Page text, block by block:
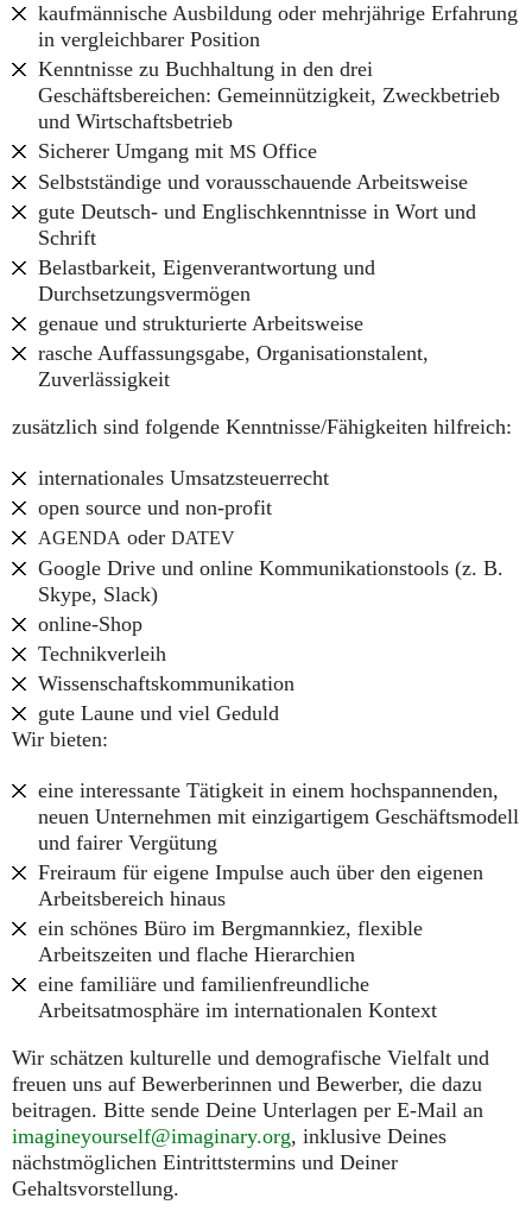
kaufmännische Ausbildung oder mehrjährige Erfahrung
in vergleichbarer Position
Kenntnisse zu Buchhaltung in den drei
Geschäftsbereichen: Gemeinnützigkeit, Zweckbetrieb
und Wirtschaftsbetrieb
Sicherer Umgang mit MS Office
Selbstständige und vorausschauende Arbeitsweise
gute Deutsch- und Englischkenntnisse in Wort und
Schrift
Belastbarkeit, Eigenverantwortung und
Durchsetzungsvermögen
genaue und strukturierte Arbeitsweise
rasche Auffassungsgabe, Organisationstalent,
Zuverlässigkeit
zusätzlich sind folgende Kenntnisse/Fähigkeiten hilfreich:
internationales Umsatzsteuerrecht
open source und non-profit
AGENDA oder DATEV
Google Drive und online Kommunikationstools (z. B.
Skype, Slack)
online-Shop
Technikverleih
Wissenschaftskommunikation
gute Laune und viel Geduld
Wir bieten:
eine interessante Tätigkeit in einem hochspannenden,
neuen Unternehmen mit einzigartigem Geschäftsmodell
und fairer Vergütung
Freiraum für eigene Impulse auch über den eigenen
Arbeitsbereich hinaus
ein schönes Büro im Bergmannkiez, flexible
Arbeitszeiten und flache Hierarchien
eine familiäre und familienfreundliche
Arbeitsatmosphäre im internationalen Kontext
Wir schätzen kulturelle und demografische Vielfalt und
freuen uns auf Bewerberinnen und Bewerber, die dazu
beitragen. Bitte sende Deine Unterlagen per E-Mail an
imagineyourself@imaginary.org, inklusive Deines
nächstmöglichen Eintrittstermins und Deiner
Gehaltsvorstellung.